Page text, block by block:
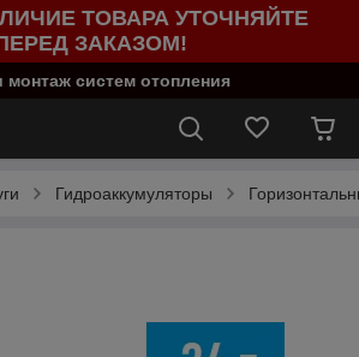
ТОВАРА УТОЧНЯЙТЕ
ЗАКАЗОМ!
монтаж систем отопления
Гидроаккумуляторы